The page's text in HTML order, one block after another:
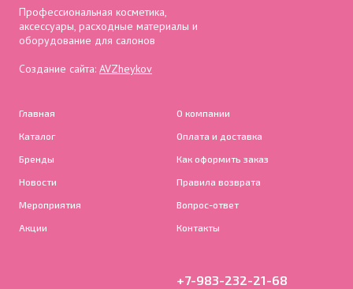
Профессиональная косметика,
аксессуары, расходные материалы и
оборудование для салонов
Создание сайта: AVZheykov
Главная
Каталог
Бренды
Новости
Мероприятия
Акции
О компании
Оплата и доставка
Как оформить заказ
Правила возврата
Вопрос-ответ
Контакты
+7-983-232-21-68